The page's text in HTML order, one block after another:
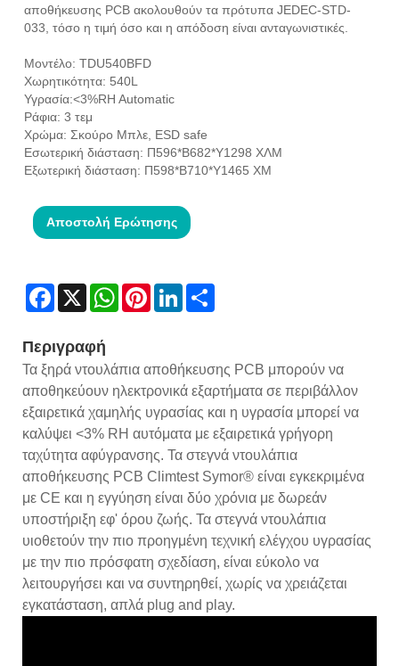
αποθήκευσης PCB ακολουθούν τα πρότυπα JEDEC-STD-
033, τόσο η τιμή όσο και η απόδοση είναι ανταγωνιστικές.
Μοντέλο: TDU540BFD
Χωρητικότητα: 540L
Υγρασία:<3%RH Automatic
Ράφια: 3 τεμ
Χρώμα: Σκούρο Μπλε, ESD safe
Εσωτερική διάσταση: Π596*Β682*Υ1298 ΧΛΜ
Εξωτερική διάσταση: Π598*Β710*Υ1465 ΧΜ
Αποστολή Ερώτησης
Facebook
X WhatsAppPinterestLinkedIn
Περιγραφή
Τα ξηρά ντουλάπια αποθήκευσης PCB μπορούν να
αποθηκεύουν ηλεκτρονικά εξαρτήματα σε περιβάλλον
εξαιρετικά χαμηλής υγρασίας και η υγρασία μπορεί να
καλύψει <3% RH αυτόματα με εξαιρετικά γρήγορη
ταχύτητα αφύγρανσης. Τα στεγνά ντουλάπια
αποθήκευσης PCB Climtest Symor® είναι εγκεκριμένα
με CE και η εγγύηση είναι δύο χρόνια με δωρεάν
υποστήριξη εφ' όρου ζωής. Τα στεγνά ντουλάπια
υιοθετούν την πιο προηγμένη τεχνική ελέγχου υγρασίας
με την πιο πρόσφατη σχεδίαση, είναι εύκολο να
λειτουργήσει και να συντηρηθεί, χωρίς να χρειάζεται
εγκατάσταση, απλά plug and play.